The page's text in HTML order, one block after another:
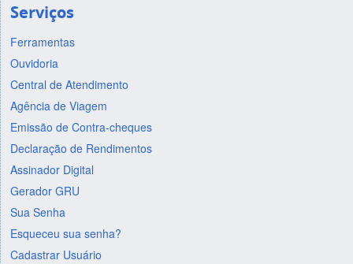
Serviços
Ferramentas
Ouvidoria
Central de Atendimento
Agência de Viagem
Emissão de Contra-cheques
Declaração de Rendimentos
Assinador Digital
Gerador GRU
Sua Senha
Esqueceu sua senha?
Cadastrar Usuário